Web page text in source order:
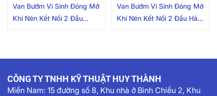
Van Bướm Vi Sinh Đóng Mở
Khí Nén Kết Nối 2 Đầu
Van Bướm Vi Sinh Đóng Mở
Khí Nén Kết Nối 2 Đầu Hàn
CÔNG TY TNHH KỸ THUẬT HUY THÀNH
Miền Nam: 15 đường số 8, Khu nhà ở Bình Chiểu 2, Khu